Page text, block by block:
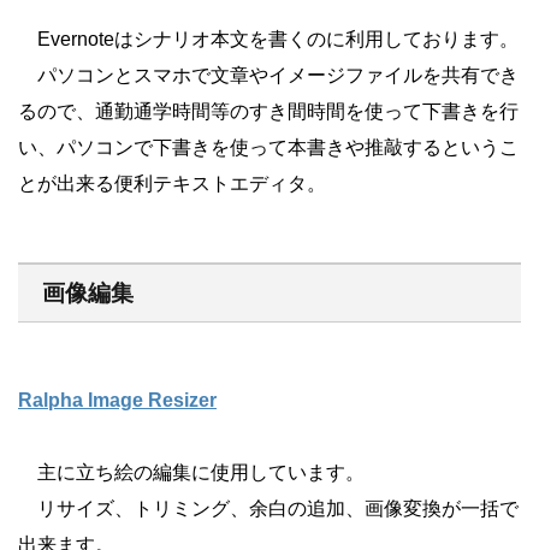
Evernoteはシナリオ本文を書くのに利用しております。
パソコンとスマホで文章やイメージファイルを共有でき
るので、通勤通学時間等のすき間時間を使って下書きを行
い、パソコンで下書きを使って本書きや推敲するというこ
とが出来る便利テキストエディタ。
画像編集
Ralpha Image Resizer
主に立ち絵の編集に使用しています。
リサイズ、トリミング、余白の追加、画像変換が一括で
出来ます。